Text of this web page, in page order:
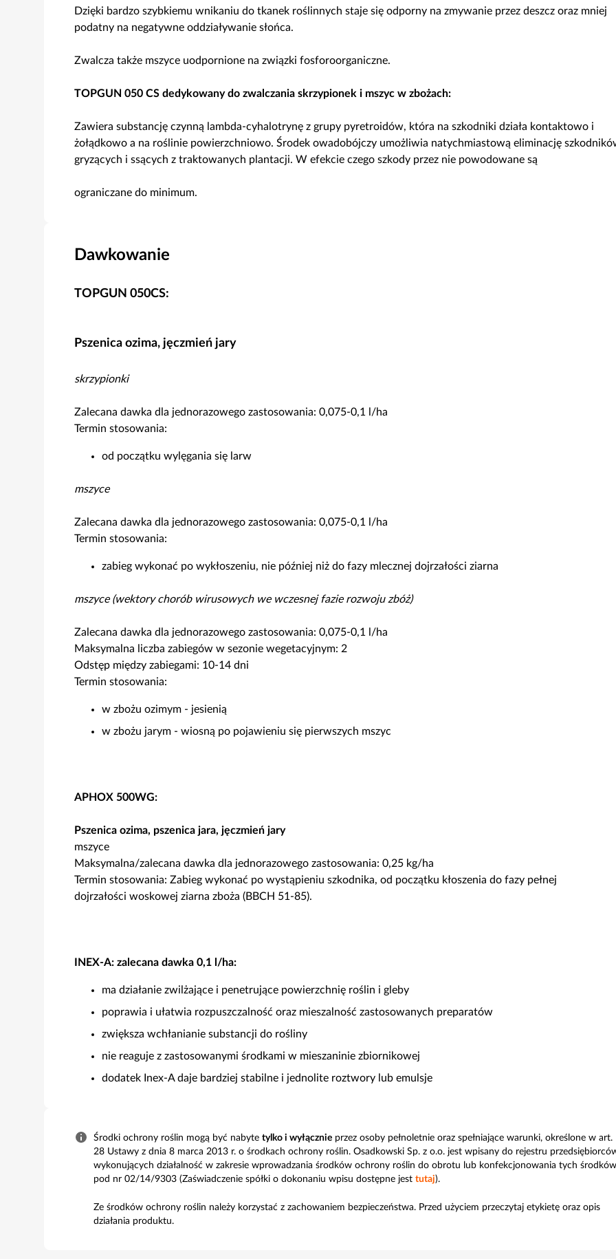
Dzięki bardzo szybkiemu wnikaniu do tkanek roślinnych staje się odporny na zmywanie przez deszcz oraz mniej
podatny na negatywne oddziaływanie słońca.
Zwalcza także mszyce uodpornione na związki fosforoorganiczne.
TOPGUN 050 CS dedykowany do zwalczania skrzypionek i mszyc w zbożach:
Zawiera substancję czynną lambda-cyhalotrynę z grupy pyretroidów, która na szkodniki działa kontaktowo i
żołądkowo a na roślinie powierzchniowo. Środek owadobójczy umożliwia natychmiastową eliminację
gryzących i ssących z traktowanych plantacji. W efekcie czego szkody przez nie powodowane są
ograniczane do minimum.
Dawkowanie
TOPGUN 050CS:
Pszenica ozima, jęczmień jary
skrzypionki
Zalecana dawka dla jednorazowego zastosowania: 0,075-0,1 l/ha
Termin stosowania:
od początku wylęgania się larw
mszyce
Zalecana dawka dla jednorazowego zastosowania: 0,075-0,1 l/ha
Termin stosowania:
zabieg wykonać po wykłoszeniu, nie później niż do fazy mlecznej dojrzałości ziarna
mszyce (wektory chorób wirusowych we wczesnej fazie rozwoju zbóż)
Zalecana dawka dla jednorazowego zastosowania: 0,075-0,1 l/ha
Maksymalna liczba zabiegów w sezonie wegetacyjnym: 2
Odstęp między zabiegami: 10-14 dni
Termin stosowania:
w zbożu ozimym - jesienią
w zbożu jarym - wiosną po pojawieniu się pierwszych mszyc
APHOX 500WG:
Pszenica ozima, pszenica jara, jęczmień jary
mszyce
Maksymalna/zalecana dawka dla jednorazowego zastosowania: 0,25 kg/ha
Termin stosowania: Zabieg wykonać po wystąpieniu szkodnika, od początku kłoszenia do fazy pełnej
dojrzałości woskowej ziarna zboża (BBCH 51-85).
INEX-A: zalecana dawka 0,1 l/ha:
ma działanie zwilżające i penetrujące powierzchnię roślin i gleby
poprawia i ułatwia rozpuszczalność oraz mieszalność zastosowanych preparatów
zwiększa wchłanianie substancji do rośliny
nie reaguje z zastosowanymi środkami w mieszaninie zbiornikowej
dodatek Inex-A daje bardziej stabilne i jednolite roztwory lub emulsje
Środki ochrony roślin mogą być nabyte tylko i wyłącznie przez osoby pełnoletnie oraz spełniające warunki, określone w art.
28 Ustawy z dnia 8 marca 2013 r. o środkach ochrony roślin. Osadkowski Sp. z o.o. jest wpisany do rejestru
wykonujących działalność w zakresie wprowadzania środków ochrony roślin do obrotu lub konfekcjonowania tych środków
pod nr 02/14/9303 (Zaświadczenie spółki o dokonaniu wpisu dostępne jest tutaj).
Ze środków ochrony roślin należy korzystać z zachowaniem bezpieczeństwa. Przed użyciem przeczytaj etykietę oraz opis
działania produktu.